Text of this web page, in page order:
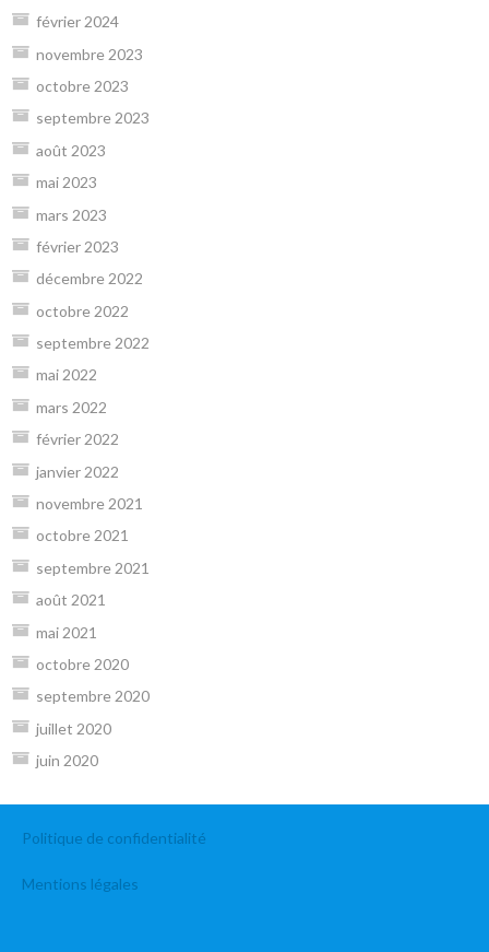
février 2024
novembre 2023
octobre 2023
septembre 2023
août 2023
mai 2023
mars 2023
février 2023
décembre 2022
octobre 2022
septembre 2022
mai 2022
mars 2022
février 2022
janvier 2022
novembre 2021
octobre 2021
septembre 2021
août 2021
mai 2021
octobre 2020
septembre 2020
juillet 2020
juin 2020
Politique de confidentialité
Mentions légales